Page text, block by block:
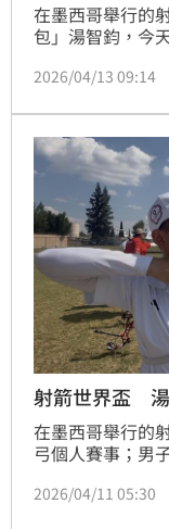
在墨西哥舉行的
包」湯智鈞，今
高手過招很過癮。
2026/04/13 09:14
射箭世界盃 湯
在墨西哥舉行的
弓個人賽事；男
攜手晉4強爭獎牌。
2026/04/11 05:30